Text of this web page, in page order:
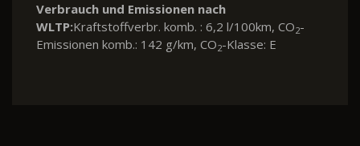
Verbrauch und Emissionen nach
WLTP:Kraftstoffverbr. komb. : 6,2 l/100km, CO2-
Emissionen komb.: 142 g/km, CO2-Klasse: E